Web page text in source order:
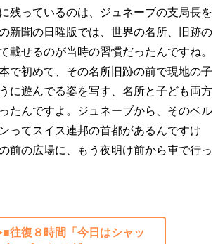
残っているのは、ジュネーブの支局長を
新聞の日曜版では、世界の名所、旧跡の
載せるのが当時の習慣だったんですね。
で初めて、その名所旧跡の前で現地の子
に遊んでる姿を写す、名所と子ども両方
たんですよ。ジュネーブから、そのベル
ってスイス連邦の首都があるんですけ
前の広場に、もう夜明け前から車で行っ
■往復８時間「今日はシャッ